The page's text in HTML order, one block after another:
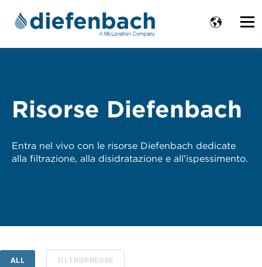
Risorse Diefenbach
Entra nel vivo con le risorse Diefenbach dedicate
alla filtrazione, alla disidratazione e all'ispessimento.
ALL FILTROPRESSE